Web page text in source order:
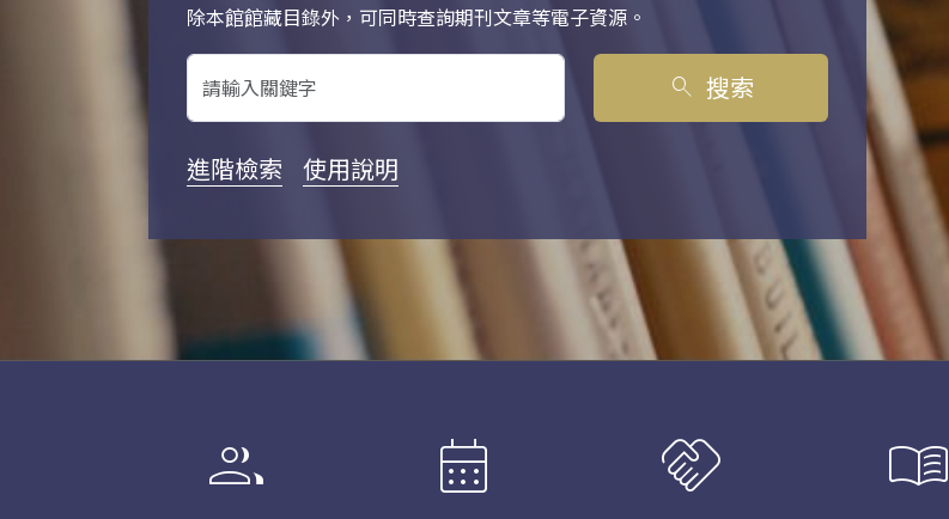
除本館館藏目錄外，可同時查詢期刊文章等電子資源。
關鍵字搜尋
search 搜索
進階檢索 使用說明
group calendar_month handshake menu_book